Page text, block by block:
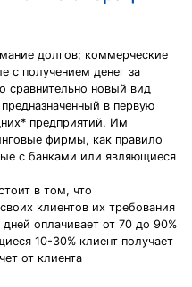
долгов; коммерческие
с получением денег за
сравнительно новый вид
в первую
предприятий. Им
фирмы, как правило
с банками или являющиеся
в том, что
клиентов их требования
оплачивает от 70 до 90%
10-30% клиент получает
от клиента